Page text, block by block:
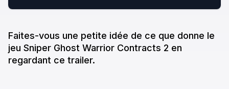
Faites-vous une petite idée de ce que donne le
jeu Sniper Ghost Warrior Contracts 2 en
regardant ce trailer.